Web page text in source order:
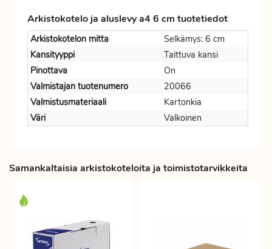
Arkistokotelo ja aluslevy a4 6 cm tuotetiedot
Arkistokotelon mitta
Selkämys: 6 cm
Kansityyppi
Taittuva kansi
Pinottava
On
Valmistajan tuotenumero
20066
Valmistusmateriaali
Kartonkia
Väri
Valkoinen
Samankaltaisia arkistokoteloita ja toimistotarvikkeita